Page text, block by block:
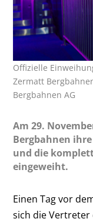
Offizielle
Zermatt
Bergbahnen AG
Am 29.
Bergbahnen
und die
eingeweiht.
Einen Tag vor
sich die